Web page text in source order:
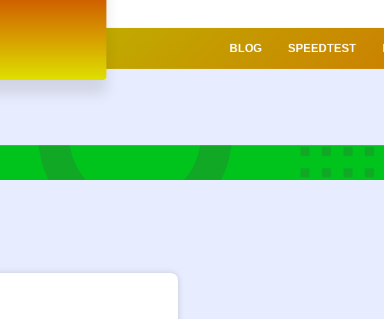
BLOG SPEEDTEST